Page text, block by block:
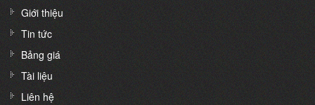
Giới thiệu
Tin tức
Bảng giá
Tài liệu
Liên hệ